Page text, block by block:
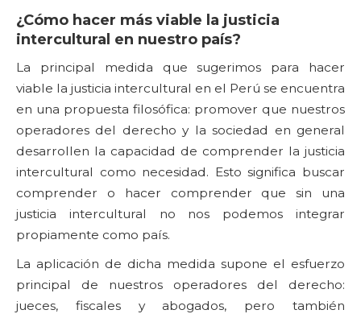
¿Cómo hacer más viable la justicia
intercultural en nuestro país?
La principal medida que sugerimos para hacer
viable la justicia intercultural en el Perú se encuentra
en una propuesta filosófica: promover que nuestros
operadores del derecho y la sociedad en general
desarrollen la capacidad de comprender la justicia
intercultural como necesidad. Esto significa buscar
comprender o hacer comprender que sin una
justicia intercultural no nos podemos integrar
propiamente como país.
La aplicación de dicha medida supone el esfuerzo
principal de nuestros operadores del derecho:
jueces, fiscales y abogados, pero también